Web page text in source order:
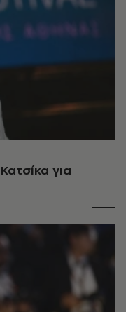
για